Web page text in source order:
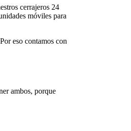
cerrajeros 24
móviles para
eso contamos con
ambos, porque